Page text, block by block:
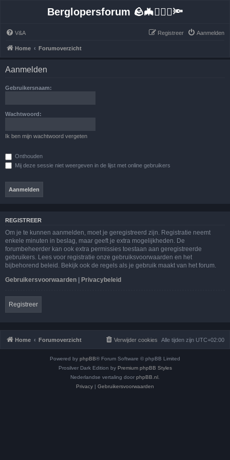
Berglopersforum 🪨🦇🚶🏻‍♂️🔦
V&A Aanmelden
Registreer
Home Forumoverzicht
Aanmelden
Gebruikersnaam:
Wachtwoord:
Ik ben mijn wachtwoord vergeten
Onthouden
Mij deze sessie niet weergeven in de lijst met online gebruikers
REGISTREER
Om je te kunnen aanmelden, moet je geregistreerd zijn. Registratie neemt
enkele minuten in beslag, maar geeft je extra mogelijkheden. De
forumbeheerder kan ook extra permissies toestaan aan geregistreerde
gebruikers. Lees voor registratie onze gebruiksvoorwaarden en het
bijbehorend beleid. Bekijk ook de regels als je gebruik maakt van het forum.
Gebruikersvoorwaarden | Privacybeleid
Registreer
Home Forumoverzicht Alle tijden zijn UTC+02:00
Verwijder cookies
Powered by phpBB® Forum Software © phpBB Limited
Prosilver Dark Edition by Premium phpBB Styles
Nederlandse vertaling door phpBB.nl
Privacy | Gebruikersvoorwaarden